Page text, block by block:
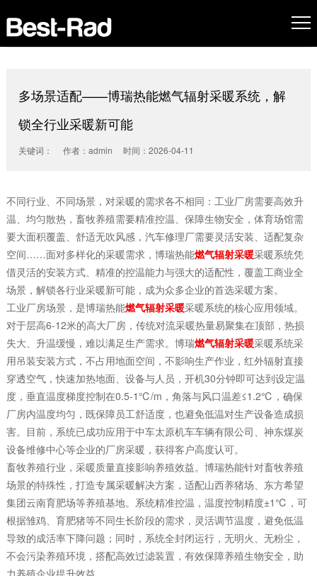
多场景适配——博瑞热能燃气辐射采暖系统，解
锁全行业采暖新可能
关键词： 作者：admin 时间：2026-04-11
不同行业、不同场景，对采暖的需求各不相同：工业厂房需要高效升
温、均匀散热，畜牧养殖需要精准控温、保障生物安全，体育场馆需
要大面积覆盖、舒适无吹风感，汽车修理厂需要灵活安装、适配复杂
空间……面对多样化的采暖需求，博瑞热能燃气辐射采暖采暖系统凭
借灵活的安装方式、精准的控温能力与强大的适配性，覆盖工商业全
场景，解锁各行业采暖新可能，成为众多企业的首选采暖方案。
工业厂房场景，是博瑞热能燃气辐射采暖采暖系统的核心应用领域。
对于层高6-12米的高大厂房，传统对流采暖热量易聚集在顶部，热损
失大、升温缓慢，难以满足生产需求。博瑞燃气辐射采暖采暖系统采
用吊装安装方式，不占用地面空间，不影响生产作业，红外辐射直接
穿透空气，快速加热地面、设备与人员，开机30分钟即可达到设定温
度，垂直温度梯度控制在0.5-1℃/m，角落与风口温差≤1.2℃，确保
厂房内温度均匀，既保障员工舒适度，也避免低温对生产设备造成损
害。目前，系统已成功应用于中车太原机车车辆有限公司、神东煤炭
设备维修中心等企业的厂房采暖，获得客户高度认可。
畜牧养殖行业，采暖质量直接影响养殖效益。博瑞热能针对畜牧养殖
场景的特殊性，打造专属采暖解决方案，适配山西养猪场、东方希望
集团云南育肥场等养殖基地。系统精准控温，温度控制精度±1℃，可
根据雏鸡、育肥猪等不同生长阶段的需求，灵活调节温度，避免低温
导致的成活率下降问题；同时，系统全封闭运行，无明火、无粉尘，
不会污染养殖环境，搭配高效过滤装置，有效保障养殖生物安全，助